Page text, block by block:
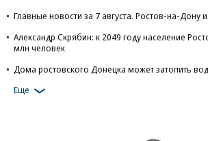
Главные новости за 7 августа. Ростов-на-Дону
Александр Скрябин: к 2049 году население
млн человек
Дома ростовского Донецка может затопить
Еще